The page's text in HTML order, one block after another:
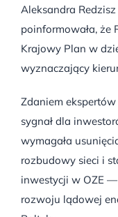
Aleksandra
poinformowała, że
Krajowy Plan w
wyznaczający
Zdaniem
sygnał dla
wymagała
rozbudowy sieci i
inwestycji w OZE
rozwoju lądowej